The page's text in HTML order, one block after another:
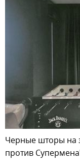
Черные шторы на
против